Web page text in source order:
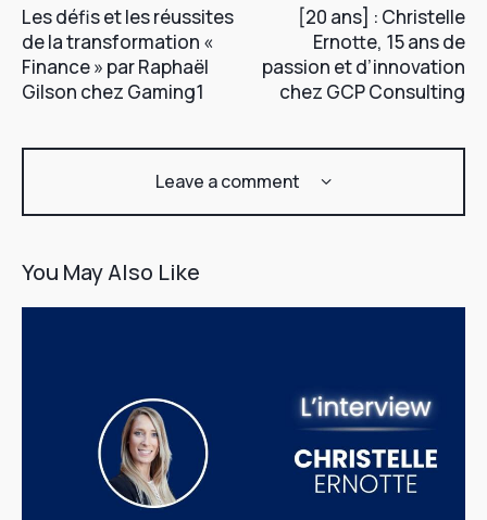
Les défis et les réussites
de la transformation «
Finance » par Raphaël
Gilson chez Gaming1
[20 ans] : Christelle
Ernotte, 15 ans de
passion et d’innovation
chez GCP Consulting
Leave a comment
You May Also Like